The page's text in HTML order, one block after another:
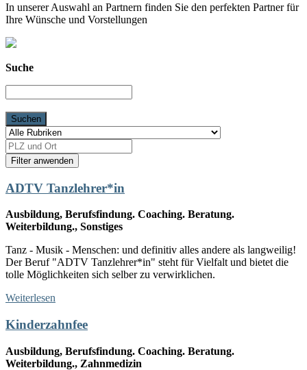
In unserer Auswahl an Partnern finden Sie den perfekten Partner für
Ihre Wünsche und Vorstellungen
Suche
ADTV Tanzlehrer*in
Ausbildung, Berufsfindung. Coaching. Beratung.
Weiterbildung., Sonstiges
Tanz - Musik - Menschen: und definitiv alles andere als langweilig!
Der Beruf "ADTV Tanzlehrer*in" steht für Vielfalt und bietet die
tolle Möglichkeiten sich selber zu verwirklichen.
Weiterlesen
Kinderzahnfee
Ausbildung, Berufsfindung. Coaching. Beratung.
Weiterbildung., Zahnmedizin